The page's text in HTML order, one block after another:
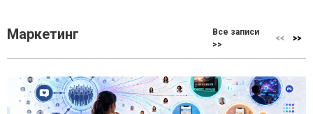
Маркетинг
Все записи
>>